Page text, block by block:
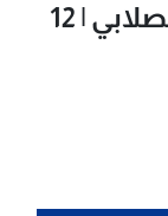
"السيرة النبوية" مع د.علي الصلابي | 12